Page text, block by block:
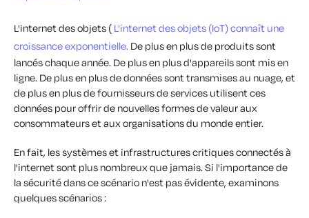
L'internet des objets ( L'internet des objets (IoT) connaît une
croissance exponentielle. De plus en plus de produits sont
lancés chaque année. De plus en plus d'appareils sont mis en
ligne. De plus en plus de données sont transmises au nuage, et
de plus en plus de fournisseurs de services utilisent ces
données pour offrir de nouvelles formes de valeur aux
consommateurs et aux organisations du monde entier.
En fait, les systèmes et infrastructures critiques connectés à
l'internet sont plus nombreux que jamais. Si l'importance de
la sécurité dans ce scénario n'est pas évidente, examinons
quelques scénarios :